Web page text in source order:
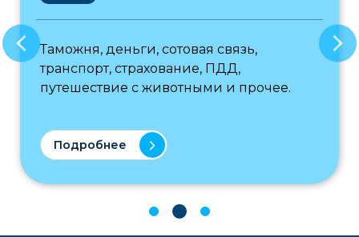
Таможня, деньги, сотовая связь,
транспорт, страхование, ПДД,
путешествие с животными и прочее.
Подробнее